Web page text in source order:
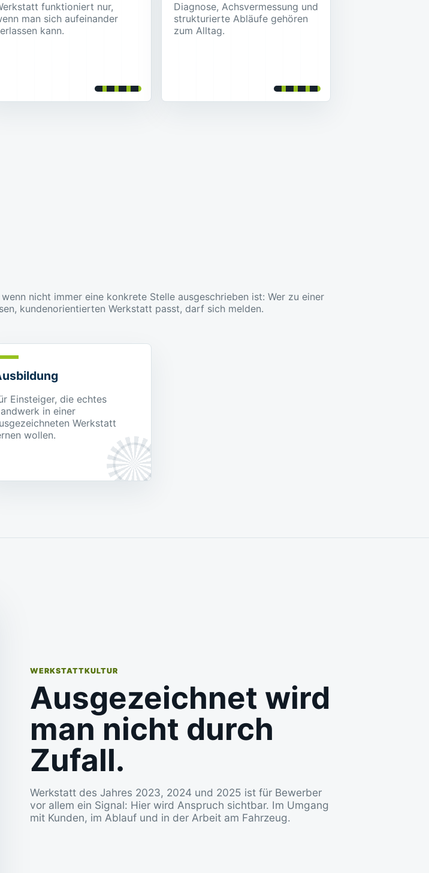
funktioniert nur,
man sich aufeinander
kann.
Diagnose, Achsvermessung und
strukturierte Abläufe gehören
zum Alltag.
nicht immer eine konkrete Stelle ausgeschrieben ist: Wer zu einer
kundenorientierten Werkstatt passt, darf sich melden.
Einsteiger, die echtes
in einer
Werkstatt
wollen.
WERKSTATTKULTUR
Ausgezeichnet wird
man nicht durch
Zufall.
Werkstatt des Jahres 2023, 2024 und 2025 ist für Bewerber
vor allem ein Signal: Hier wird Anspruch sichtbar. Im Umgang
mit Kunden, im Ablauf und in der Arbeit am Fahrzeug.